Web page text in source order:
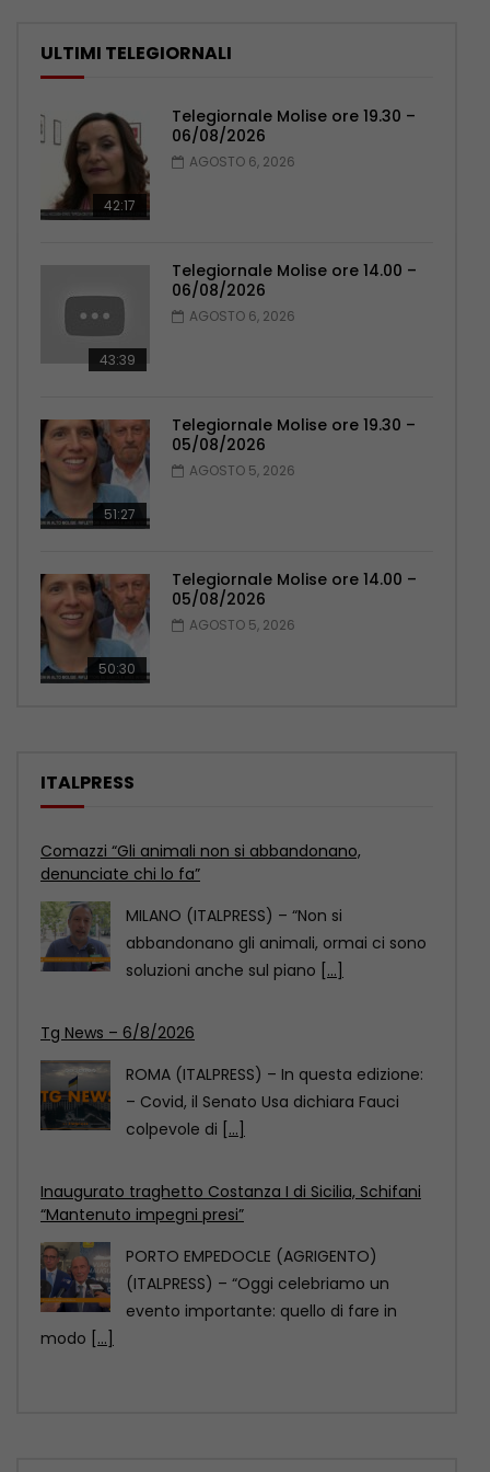
ULTIMI TELEGIORNALI
42:17
Telegiornale Molise ore 19.30 –
06/08/2026
AGOSTO 6, 2026
43:39
Telegiornale Molise ore 14.00 –
06/08/2026
AGOSTO 6, 2026
51:27
Telegiornale Molise ore 19.30 –
05/08/2026
AGOSTO 5, 2026
50:30
Telegiornale Molise ore 14.00 –
05/08/2026
AGOSTO 5, 2026
ITALPRESS
Tg News – 6/8/2026
– Covid, il Senato Usa dichiara Fauci
colpevole di[...]
“Mantenuto impegni presi”
PORTO EMPEDOCLE (AGRIGENTO)
(ITALPRESS) – “Oggi celebriamo un
evento importante: quello di fare in
Comazzi “Gli animali non si abbandonano,
denunciate chi lo fa”
MILANO (ITALPRESS) – “Non si
abbandonano gli animali, ormai ci sono